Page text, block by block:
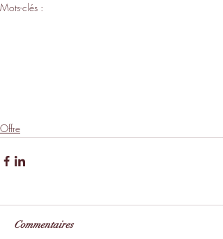
Mots-clés :
Offre
Commentaires